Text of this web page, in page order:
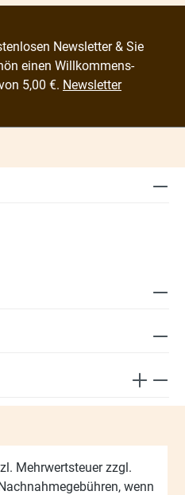
Newsletter & Sie
einen Willkommens-
5,00 €. Newsletter
Mehrwertsteuer zzgl.
wenn